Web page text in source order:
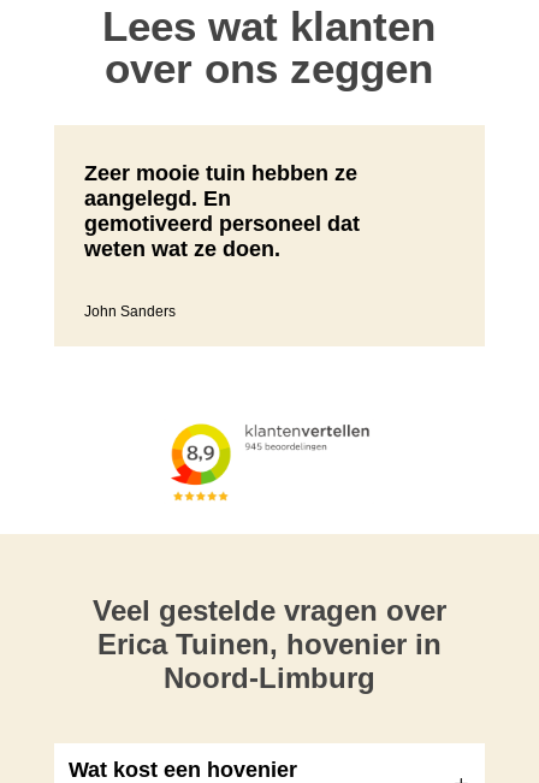
Lees wat klanten
over ons zeggen
Zeer mooie tuin hebben ze
aangelegd. En
gemotiveerd personeel dat
weten wat ze doen.
John Sanders
Veel gestelde vragen over
Erica Tuinen, hovenier in
Noord-Limburg
Wat kost een hovenier